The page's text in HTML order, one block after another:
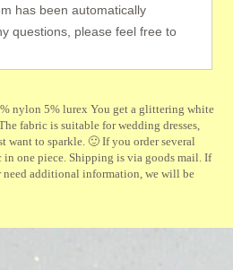
has been automatically
questions, please feel free to
nylon 5% lurex You get a glittering white
fabric is suitable for wedding dresses,
want to sparkle. 🙂 If you order several
one piece. Shipping is via goods mail. If
need additional information, we will be